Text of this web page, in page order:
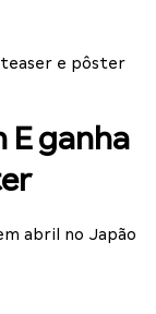
teaser e pôster
E ganha
abril no Japão